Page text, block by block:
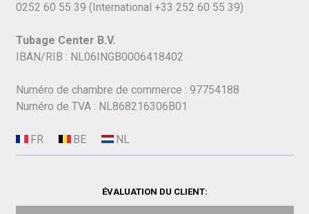
0252 60 55 39 (International +33 252 60 55 39)
Tubage Center B.V.
IBAN/RIB : NL06INGB0006418402
Numéro de chambre de commerce : 97754188
Numéro de TVA : NL868216306B01
ÉVALUATION DU CLIENT: